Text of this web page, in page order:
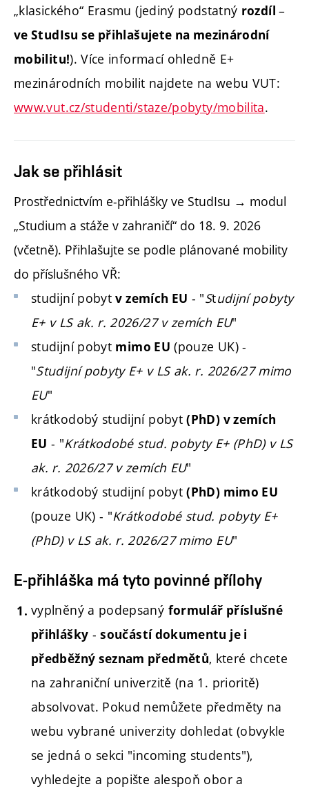
„klasického“ Erasmu (jediný podstatný rozdíl –
ve StudIsu se přihlašujete na mezinárodní
mobilitu!). Více informací ohledně E+
mezinárodních mobilit najdete na webu VUT:
www.vut.cz/studenti/staze/pobyty/mobilita.
Jak se přihlásit
Prostřednictvím e-přihlášky ve StudIsu → modul
„Studium a stáže v zahraničí“ do 18. 9. 2026
(včetně). Přihlašujte se podle plánované mobility
do příslušného VŘ:
studijní pobyt v zemích EU - "Studijní pobyty
E+ v LS ak. r. 2026/27 v zemích EU"
studijní pobyt mimo EU (pouze UK) -
"Studijní pobyty E+ v LS ak. r. 2026/27 mimo
EU"
krátkodobý studijní pobyt (PhD) v zemích
EU - "Krátkodobé stud. pobyty E+ (PhD) v LS
ak. r. 2026/27 v zemích EU"
krátkodobý studijní pobyt (PhD) mimo EU
(pouze UK) - "Krátkodobé stud. pobyty E+
(PhD) v LS ak. r. 2026/27 mimo EU"
E-přihláška má tyto povinné přílohy
vyplněný a podepsaný formulář příslušné
přihlášky - součástí dokumentu je i
předběžný seznam předmětů, které chcete
na zahraniční univerzitě (na 1. prioritě)
absolvovat. Pokud nemůžete předměty na
webu vybrané univerzity dohledat (obvykle
se jedná o sekci "incoming students"),
vyhledejte a popište alespoň obor a